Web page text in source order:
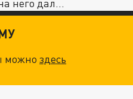
него дал...
можноздесь